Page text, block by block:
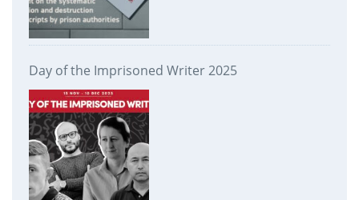
Day of the Imprisoned Writer 2025